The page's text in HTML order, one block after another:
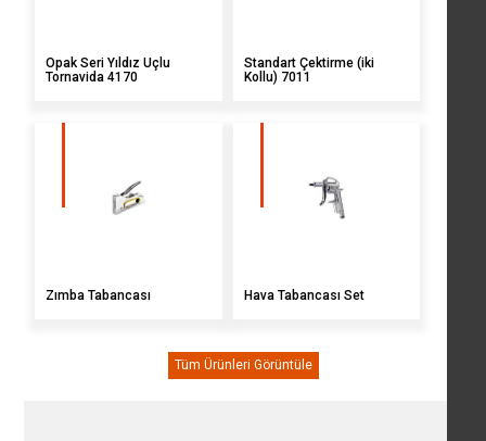
Opak Seri Yıldız Uçlu
Tornavida 4170
Standart Çektirme (iki
Kollu) 7011
Zımba Tabancası Hava Tabancası Set
Tüm Ürünleri Görüntüle